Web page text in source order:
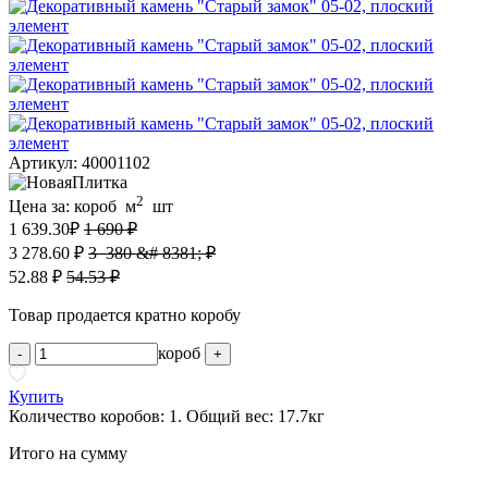
Артикул: 40001102
Цена за: короб м2 шт
1 639.30₽ 1 690 ₽
3 278.60 ₽ 3 380 &# 8381; ₽
52.88 ₽ 54.53 ₽
Товар продается кратно коробу
- короб +
Купить
Количество коробов: 1 . Общий вес: 17.7кг
Итого на сумму